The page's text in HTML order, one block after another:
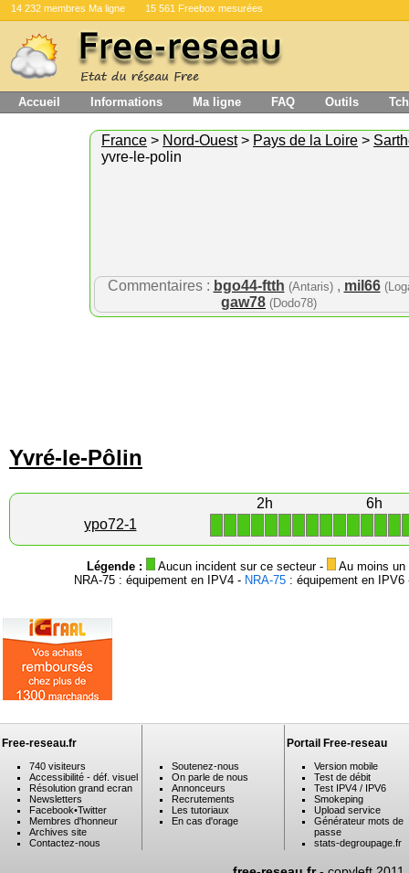
14 232 membres Ma ligne 15 561 Freebox mesurées
Accueil Informations Ma ligne FAQ Outils
France > Nord-Ouest> Pays de la Loire >
yvre-le-polin
Commentaires : bgo44-ftth (Antaris), mil66
gaw78 (Dodo78)
Yvré-le-Pôlin
2h
6h
ypo72-1
Légende : Aucun incident sur ce secteur -
Au moins
NRA-75 : équipement en IPV4 - NRA-75 : équipement en
Free-reseau.fr
740 visiteurs
Accessibilité - déf. visuel
Résolution grand ecran
Newsletters
Facebook•Twitter
Membres d'honneur
Archives site
Contactez-nous
Soutenez-nous
On parle de nous
Annonceurs
Recrutements
Les tutoriaux
En cas d'orage
Portail Free-reseau
Version mobile
Test de débit
Test IPV4 / IPV6
Smokeping
Upload service
Générateur mots de
passe
stats-degroupage.fr